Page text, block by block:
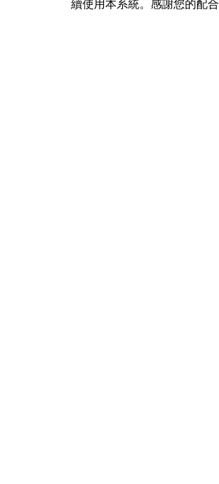
續使用本系統。感謝您的配合